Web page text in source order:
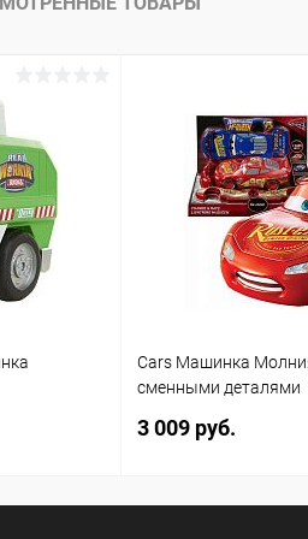
Cars Машинка
сменными деталями
3 009 руб.